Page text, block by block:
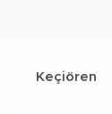
Keçiören